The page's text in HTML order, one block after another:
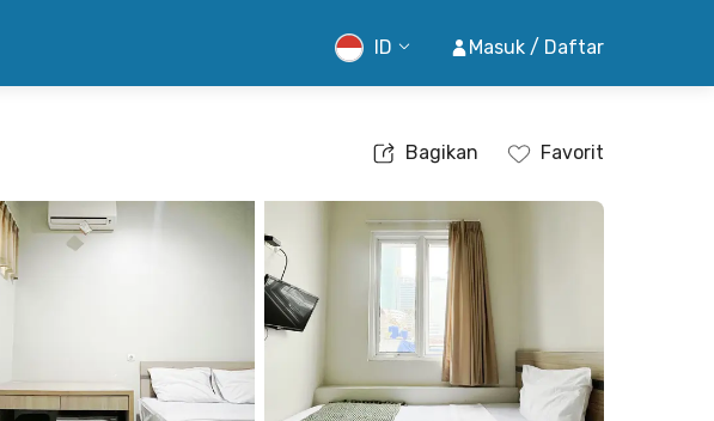
ID Masuk / Daftar
Bagikan Favorit